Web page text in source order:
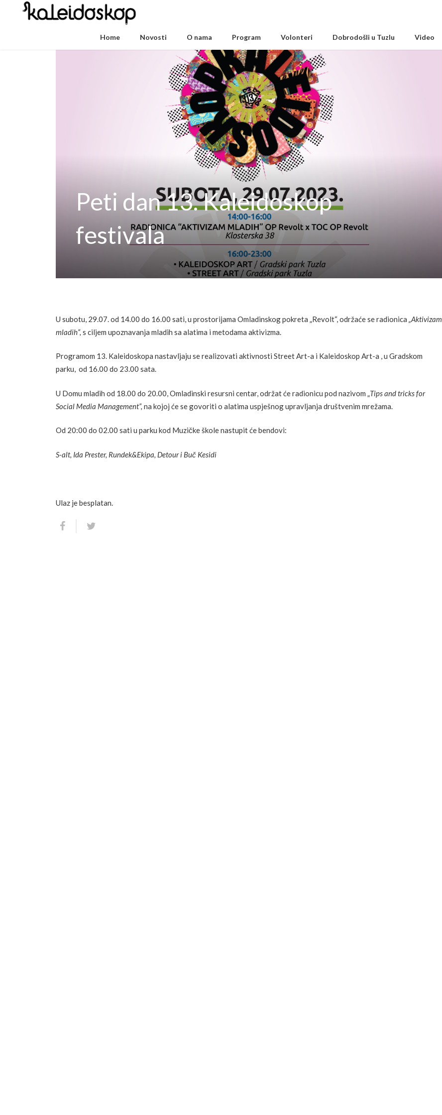
Home Novosti O nama Program Volonteri Dobrodošli u Tuzlu Video
Peti dan 13. Kaleidoskop
festivala
U subotu, 29.07. od 14.00 do 16.00 sati, u prostorijama Omladinskog pokreta „Revolt“, održaće se radionica „Aktivizam
mladih“, s ciljem upoznavanja mladih sa alatima i metodama aktivizma.
Programom 13. Kaleidoskopa nastavljaju se realizovati aktivnosti Street Art-a i Kaleidoskop Art-a , u Gradskom
parku, od 16.00 do 23.00 sata.
U Domu mladih od 18.00 do 20.00, Omladinski resursni centar, održat će radionicu pod nazivom „Tips and tricks for
Social Media Management”, na kojoj će se govoriti o alatima uspješnog upravljanja društvenim mrežama.
Od 20:00 do 02.00 sati u parku kod Muzičke škole nastupit će bendovi:
S-alt, Ida Prester, Rundek&Ekipa, Detour i Buč Kesidi
Ulaz je besplatan.